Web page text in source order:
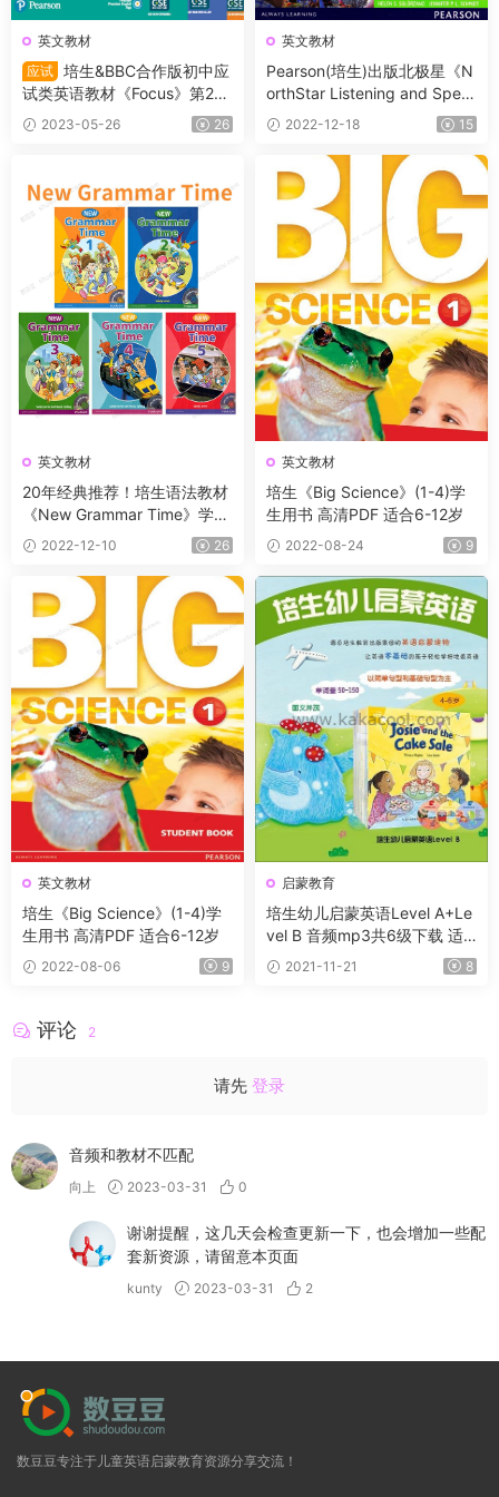
英文教材
应试 培生&BBC合作版初中应
试类英语教材《Focus》第2版
的1，2，4，学生书+教师书
+练习册等
2023-05-26 26
英文教材
Pearson(培生)出版北极星《N
orthStar Listening and Spea
king》全5册 听、说、读、写
技能训练 教材+音频
2022-12-18 15
英文教材
20年经典推荐！培生语法教材
《New Grammar Time》学生
用书+音频+互动学习软件 全5
级 小学生必备的语法读物！
2022-12-10 26
英文教材
培生《Big Science》(1-4)学
生用书 高清PDF 适合6-12岁
2022-08-24 9
英文教材
培生《Big Science》(1-4)学
生用书 高清PDF 适合6-12岁
2022-08-06 9
启蒙教育
培生幼儿启蒙英语Level A+Le
vel B 音频mp3共6级下载 适
合3-6岁儿童
2021-11-21 8
评论 2
请先 登录
音频和教材不匹配
向上 2023-03-31 0
谢谢提醒，这几天会检查更新一下，也会增加一些配
套新资源，请留意本页面
kunty 2023-03-31 2
数豆豆专注于儿童英语启蒙教育资源分享交流！